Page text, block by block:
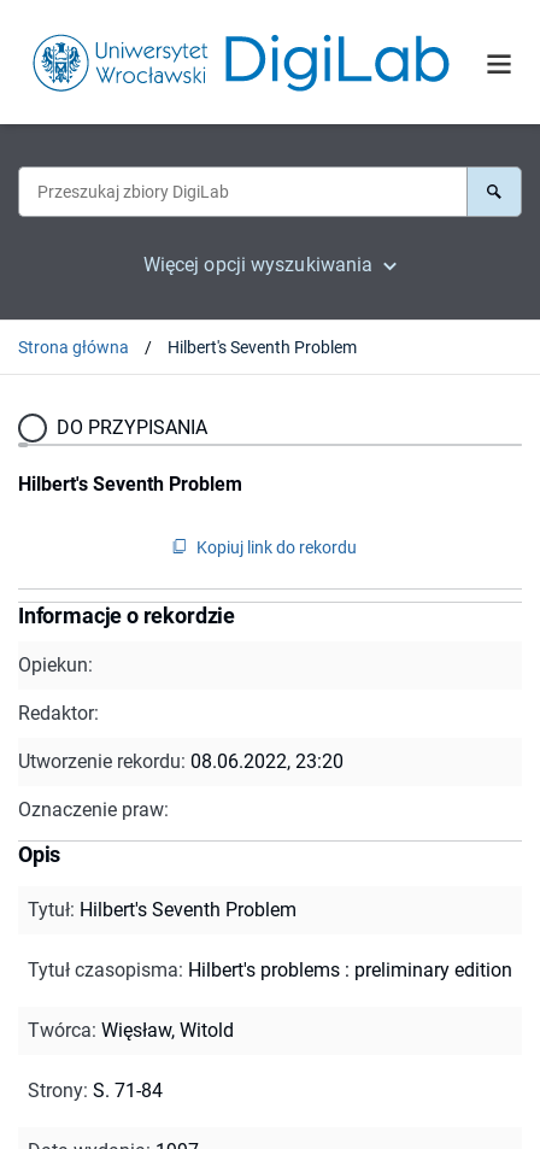
Więcej opcji wyszukiwania
Strona główna Hilbert's Seventh Problem
DO PRZYPISANIA
Hilbert's Seventh Problem
Kopiuj link do rekordu
Informacje o rekordzie
Opiekun:
Redaktor:
Utworzenie rekordu: 08.06.2022, 23:20
Oznaczenie praw:
Opis
Tytuł: Hilbert's Seventh Problem
Tytuł czasopisma: Hilbert's problems : preliminary edition
Twórca: Więsław, Witold
Strony: S. 71-84